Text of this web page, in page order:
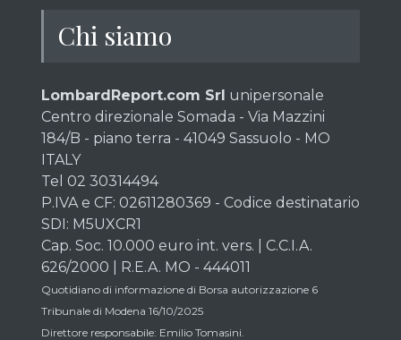
Chi siamo
LombardReport.com Srl unipersonale
Centro direzionale Somada - Via Mazzini
184/B - piano terra - 41049 Sassuolo - MO
ITALY
Tel 02 30314494
P.IVA e CF: 02611280369 - Codice destinatario
SDI: M5UXCR1
Cap. Soc. 10.000 euro int. vers. | C.C.I.A.
626/2000 | R.E.A. MO - 444011
Quotidiano di informazione di Borsa autorizzazione 6
Tribunale di Modena 16/10/2025
Direttore responsabile: Emilio Tomasini.